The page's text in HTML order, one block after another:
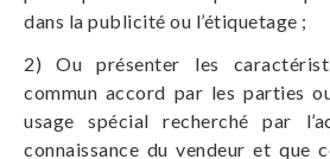
dans la publicité ou l’étiquetage ;
2) Ou présenter les
commun accord par les parties
usage spécial recherché par
connaissance du vendeur et que